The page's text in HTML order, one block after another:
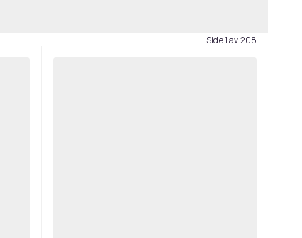
Side 1 av 208